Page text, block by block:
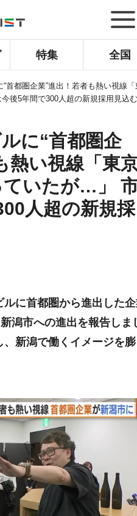
特集 全国
首都圏企業”進出！若者も熱い視線「
後5年間で300人超の新規採用見込
に“首都圏企
熱い視線「東
ていたが…」
人超の新規採
に首都圏から進出した
潟市への進出を報告しま
新潟で働くイメージを